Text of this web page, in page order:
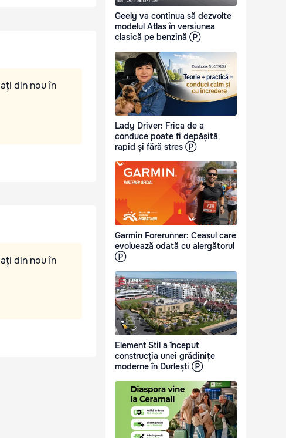
din nou în
din nou în
Geely va continua să dezvolte
modelul Atlas în versiunea
clasică pe benzină Ⓟ
Lady Driver: Frica de a
conduce poate fi depășită
rapid și fără stres Ⓟ
Garmin Forerunner: Ceasul care
evoluează odată cu alergătorul
Ⓟ
Element Stil a început
construcția unei grădinițe
moderne în Durlești Ⓟ